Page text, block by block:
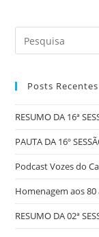
Posts Recentes
RESUMO DA 16ª
PAUTA DA 16º
Podcast Vozes do
Homenagem aos 80
RESUMO DA 02ª